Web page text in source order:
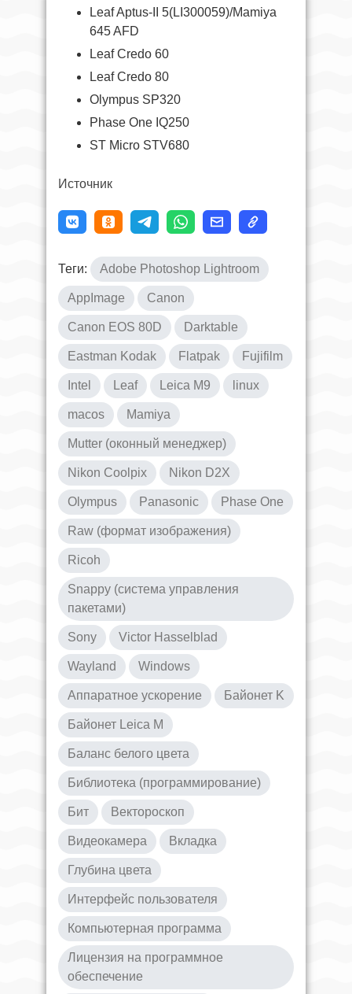
Leaf Aptus-II 5(LI300059)/Mamiya
645 AFD
Leaf Credo 60
Leaf Credo 80
Olympus SP320
Phase One IQ250
ST Micro STV680
Источник
Теги: Adobe Photoshop Lightroom
AppImage Canon
Canon EOS 80D Darktable
Eastman Kodak Flatpak Fujifilm
Intel Leaf Leica M9 linux
macos Mamiya
Mutter (оконный менеджер)
Nikon Coolpix Nikon D2X
Olympus Panasonic Phase One
Raw (формат изображения)
Ricoh
Snappy (система управления
пакетами)
Sony Victor Hasselblad
Wayland Windows
Аппаратное ускорение Байонет K
Байонет Leica M
Баланс белого цвета
Библиотека (программирование)
Бит Вектороскоп
Видеокамера Вкладка
Глубина цвета
Интерфейс пользователя
Компьютерная программа
Лицензия на программное
обеспечение